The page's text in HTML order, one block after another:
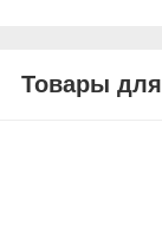
Товары